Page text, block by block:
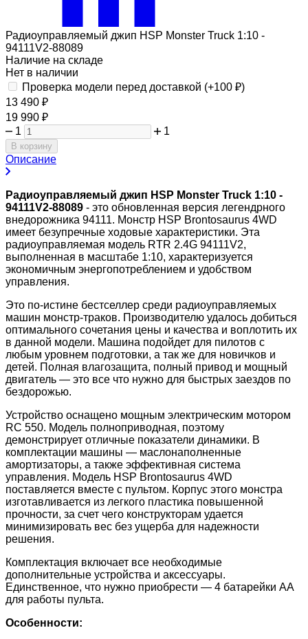
Радиоуправляемый джип HSP Monster Truck 1:10 -
94111V2-88089
Наличие на складе
Нет в наличии
Проверка модели перед доставкой (+100 ₽)
13 490 ₽
19 990 ₽
1
1
В корзину
Описание
Радиоуправляемый джип HSP Monster Truck 1:10 -
94111V2-88089 - это обновленная версия легендрного
внедорожника 94111. Монстр HSP Brontosaurus 4WD
имеет безупречные ходовые характеристики. Эта
радиоуправляемая модель RTR 2.4G 94111V2,
выполненная в масштабе 1:10, характеризуется
экономичным энергопотреблением и удобством
управления.
Это по-истине бестселлер среди радиоуправляемых
машин монстр-траков. Производителю удалось добиться
оптимального сочетания цены и качества и воплотить их
в данной модели. Машина подойдет для пилотов с
любым уровнем подготовки, а так же для новичков и
детей. Полная влагозащита, полный привод и мощный
двигатель — это все что нужно для быстрых заездов по
бездорожью.
Устройство оснащено мощным электрическим мотором
RC 550. Модель полноприводная, поэтому
демонстрирует отличные показатели динамики. В
комплектации машины — маслонаполненные
амортизаторы, а также эффективная система
управления. Модель HSP Brontosaurus 4WD
поставляется вместе с пультом. Корпус этого монстра
изготавливается из легкого пластика повышенной
прочности, за счет чего конструкторам удается
минимизировать вес без ущерба для надежности
решения.
Комплектация включает все необходимые
дополнительные устройства и аксессуары.
Единственное, что нужно приобрести — 4 батарейки АА
для работы пульта.
Особенности: